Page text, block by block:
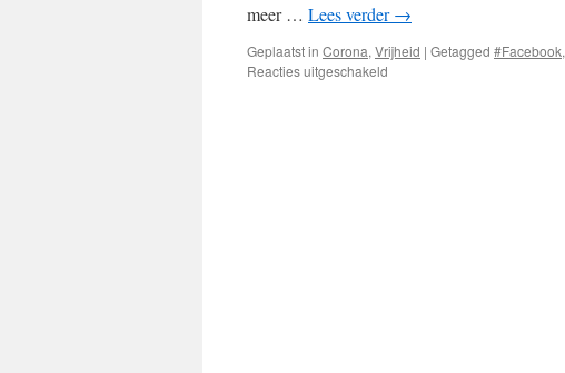
meer … Lees verder→
Geplaatst in Corona, Vrijheid | Getagged #Facebook,
Reacties uitgeschakeld